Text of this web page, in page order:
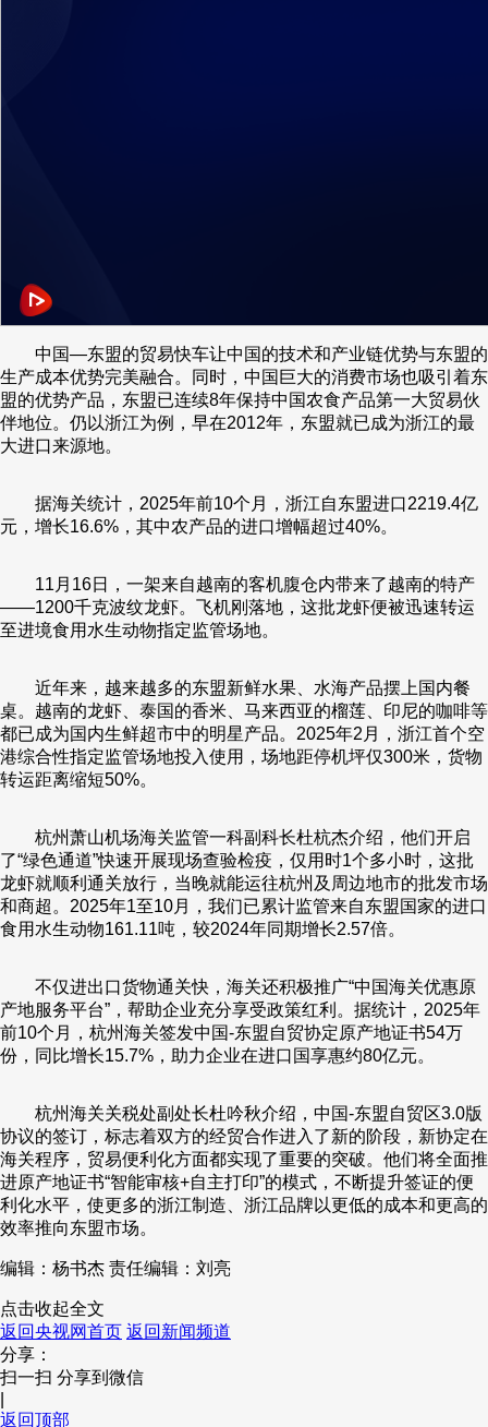
中国—东盟的贸易快车让中国的技术和产业链优势与东盟的
生产成本优势完美融合。同时，中国巨大的消费市场也吸引着东
盟的优势产品，东盟已连续8年保持中国农食产品第一大贸易伙
伴地位。仍以浙江为例，早在2012年，东盟就已成为浙江的最
大进口来源地。
据海关统计，2025年前10个月，浙江自东盟进口2219.4亿
元，增长16.6%，其中农产品的进口增幅超过40%。
11月16日，一架来自越南的客机腹仓内带来了越南的特产
——1200千克波纹龙虾。飞机刚落地，这批龙虾便被迅速转运
至进境食用水生动物指定监管场地。
近年来，越来越多的东盟新鲜水果、水海产品摆上国内餐
桌。越南的龙虾、泰国的香米、马来西亚的榴莲、印尼的咖啡等
都已成为国内生鲜超市中的明星产品。2025年2月，浙江首个空
港综合性指定监管场地投入使用，场地距停机坪仅300米，货物
转运距离缩短50%。
杭州萧山机场海关监管一科副科长杜杭杰介绍，他们开启
了“绿色通道”快速开展现场查验检疫，仅用时1个多小时，这批
龙虾就顺利通关放行，当晚就能运往杭州及周边地市的批发市场
和商超。2025年1至10月，我们已累计监管来自东盟国家的进口
食用水生动物161.11吨，较2024年同期增长2.57倍。
不仅进出口货物通关快，海关还积极推广“中国海关优惠原
产地服务平台”，帮助企业充分享受政策红利。据统计，2025年
前10个月，杭州海关签发中国-东盟自贸协定原产地证书54万
份，同比增长15.7%，助力企业在进口国享惠约80亿元。
杭州海关关税处副处长杜吟秋介绍，中国-东盟自贸区3.0版
协议的签订，标志着双方的经贸合作进入了新的阶段，新协定在
海关程序，贸易便利化方面都实现了重要的突破。他们将全面推
进原产地证书“智能审核+自主打印”的模式，不断提升签证的便
利化水平，使更多的浙江制造、浙江品牌以更低的成本和更高的
效率推向东盟市场。
编辑：杨书杰 责任编辑：刘亮
点击收起全文
返回央视网首页 返回新闻频道
分享：
扫一扫 分享到微信
返回顶部